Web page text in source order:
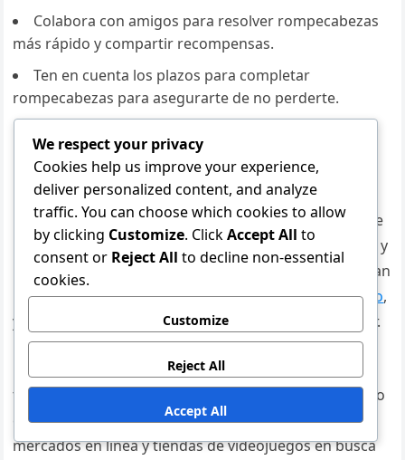
Colabora con amigos para resolver rompecabezas
más rápido y compartir recompensas.
Ten en cuenta los plazos para completar
rompecabezas para asegurarte de no perderte.
Cómo encontrar las mejores ofertas
en tarjetas de regalo de Robux
Encontrar las mejores ofertas en tarjetas de regalo de
Robux implica comparar precios en varios minoristas y
plataformas en línea. Busca promociones que ofrezcan
Robux adicionales con la comprade tarjetas de regalo,
ya que esto puede mejorar significativamente el valor.
Los minoristas a menudo realizan promociones por
tiempo limitado, especialmente durante festividades o
eventos especiales. Verifica grandes minoristas,
mercados en línea y tiendas de videojuegos en busca
We respect your privacy
Cookies help us improve your experience,
deliver personalized content, and analyze
traffic. You can choose which cookies to allow
by clicking Customize. ClickAccept All to
consent or Reject All to decline non-essential
cookies.
Customize
Reject All
Accept All